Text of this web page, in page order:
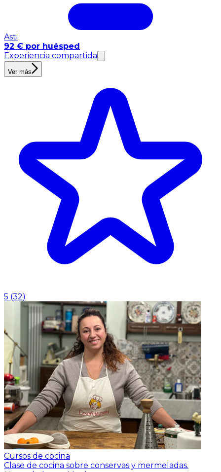
Asti
92 € por huésped
Experiencia compartida
Ver más
5 (32)
Cursos de cocina
Clase de cocina sobre conservas y mermeladas.